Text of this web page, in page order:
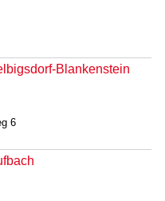
Blankenstein
6